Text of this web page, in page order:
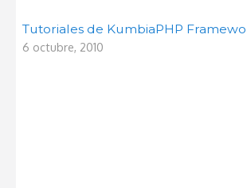
Tutoriales de KumbiaPHP
6 octubre, 2010